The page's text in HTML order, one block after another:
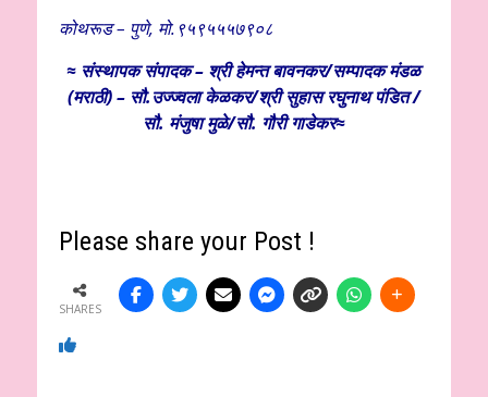
कोथरूड – पुणे, मो.९५९५५५७९०८
≈ संस्थापक संपादक – श्री हेमन्त बावनकर/सम्पादक मंडळ
(मराठी) – सौ.उज्ज्वला केळकर/श्री सुहास रघुनाथ पंडित /
सौ. मंजुषा मुळे/सौ. गौरी गाडेकर≈
Please share your Post !
SHARES